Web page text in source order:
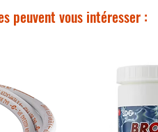
peuvent vous intéresser :